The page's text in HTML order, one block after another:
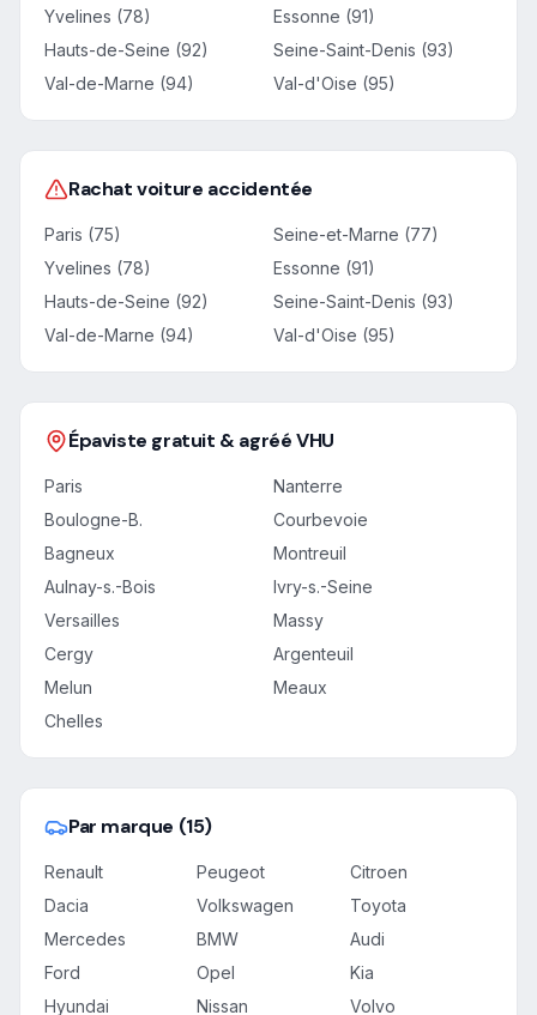
Yvelines (78)
Essonne (91)
Hauts-de-Seine (92)
Seine-Saint-Denis (93)
Val-de-Marne (94)
Val-d'Oise (95)
Rachat voiture accidentée
Paris (75)
Seine-et-Marne (77)
Yvelines (78)
Essonne (91)
Hauts-de-Seine (92)
Seine-Saint-Denis (93)
Val-de-Marne (94)
Val-d'Oise (95)
Épaviste gratuit & agréé VHU
Paris
Nanterre
Boulogne-B.
Courbevoie
Bagneux
Montreuil
Aulnay-s.-Bois
Ivry-s.-Seine
Versailles
Massy
Cergy
Argenteuil
Melun
Meaux
Chelles
Par marque (15)
Renault Peugeot
Citroen
Dacia
Volkswagen
Toyota
Mercedes
BMW
Audi
Ford
Opel
Kia
Hyundai
Nissan Volvo